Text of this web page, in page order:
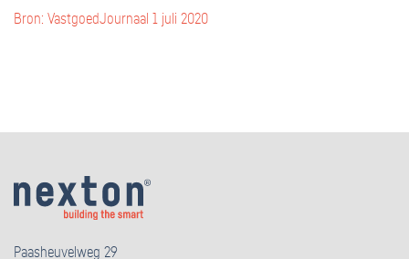
Bron: VastgoedJournaal 1 juli 2020
Paasheuvelweg 29